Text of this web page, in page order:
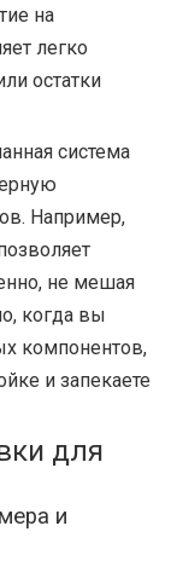
на
легко
остатки
система
Например,
не мешая
когда вы
компонентов,
и запекаете
для
и